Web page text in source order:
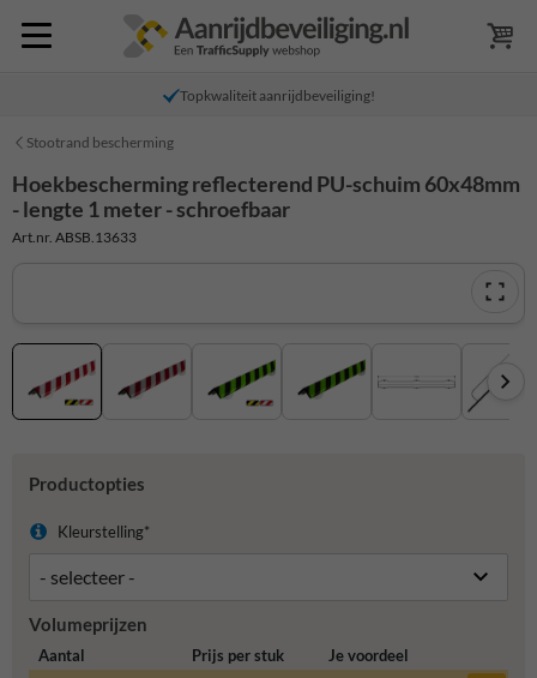
Topkwaliteit aanrijdbeveiliging!
Stootrand bescherming
Hoekbescherming reflecterend PU-schuim 60x48mm
- lengte 1 meter - schroefbaar
Art.nr. ABSB.13633
Productopties
Kleurstelling*
Volumeprijzen
Aantal Prijs per stuk
Je voordeel